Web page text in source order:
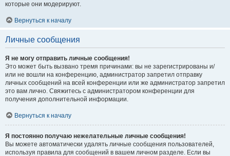
которые они модерируют.
Вернуться к началу
Личные сообщения
Я не могу отправить личные сообщения!
Это может быть вызвано тремя причинами: вы не зарегистрированы и/
или не вошли на конференцию, администратор запретил отправку
личных сообщений на всей конференции или же администратор запретил
это вам лично. Свяжитесь с администратором конференции для
получения дополнительной информации.
Вернуться к началу
Я постоянно получаю нежелательные личные сообщения!
Вы можете автоматически удалять личные сообщения пользователей,
используя правила для сообщений в вашем личном разделе. Если вы